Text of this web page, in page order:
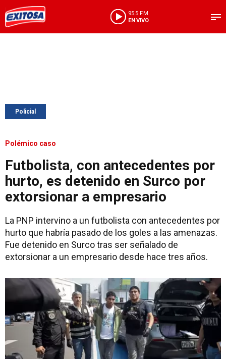
95.5 FM
EN VIVO
Policial
Polémico caso
Futbolista, con antecedentes por
hurto, es detenido en Surco por
extorsionar a empresario
La PNP intervino a un futbolista con antecedentes por
hurto que habría pasado de los goles a las amenazas.
Fue detenido en Surco tras ser señalado de
extorsionar a un empresario desde hace tres años.